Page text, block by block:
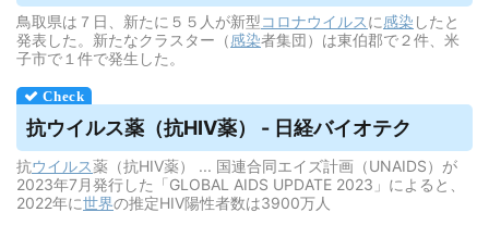
鳥取県は７日、新たに５５人が新型コロナウイルスに感染 したと
発表した。新たなクラスター（感染者集団）は東伯郡で２件、米
子市で１件で発生した。
抗ウイルス薬（抗HIV薬） - 日経バイオテク
抗ウイルス薬（抗HIV薬） ... 国連合同エイズ計画（UNAIDS）が
2023年7月発行した「GLOBAL AIDS UPDATE 2023」によると、
2022年に世界の推定HIV陽性者数は3900万人